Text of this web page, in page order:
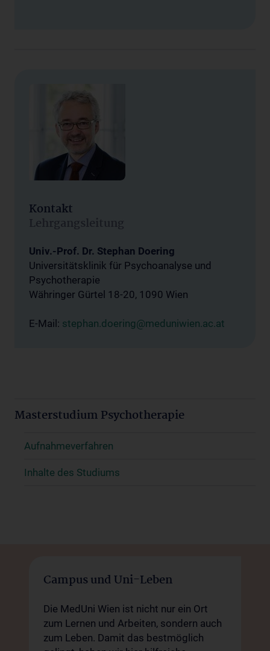
Kontakt
Lehrgangsleitung
Univ.-Prof. Dr. Stephan Doering
Universitätsklinik für Psychoanalyse und
Psychotherapie
Währinger Gürtel 18-20, 1090 Wien
E-Mail: stephan.doering@meduniwien.ac.at
Masterstudium Psychotherapie
Aufnahmeverfahren
Inhalte des Studiums
Campus und Uni-Leben
Die MedUni Wien ist nicht nur ein Ort
zum Lernen und Arbeiten, sondern auch
zum Leben. Damit das bestmöglich